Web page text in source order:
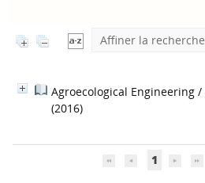
Affiner la recherche
Agroecological Engineering /
(2016)
1